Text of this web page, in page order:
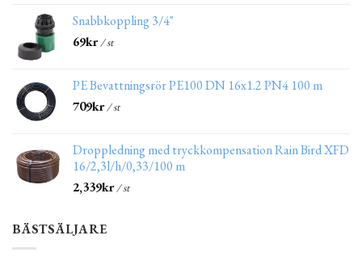
Snabbkoppling 3/4"
69kr/ st
PE Bevattningsrör PE100 DN 16x1.2 PN4 100 m
709kr/ st
Droppledning med tryckkompensation Rain Bird XFD
16/2,3l/h/0,33/100 m
2,339kr/ st
BÄSTSÄLJARE